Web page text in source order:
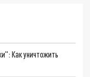
Как уничтожить